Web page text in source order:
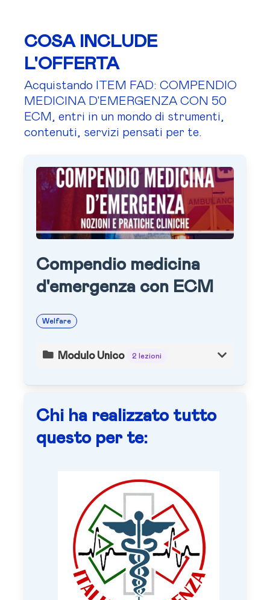
COSA INCLUDE
L'OFFERTA
Acquistando ITEM FAD: COMPENDIO
MEDICINA D'EMERGENZA CON 50
ECM, entri in un mondo di strumenti,
contenuti, servizi pensati per te.
Compendio medicina
d'emergenza con ECM
Welfare
Modulo Unico 2 lezioni
Chi ha realizzato tutto
questo per te: